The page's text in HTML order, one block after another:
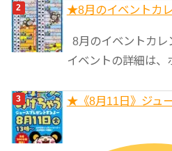
★8月のイベントカ
8月のイベントカレ
イベントの詳細は、
★《8月11日》ジュ